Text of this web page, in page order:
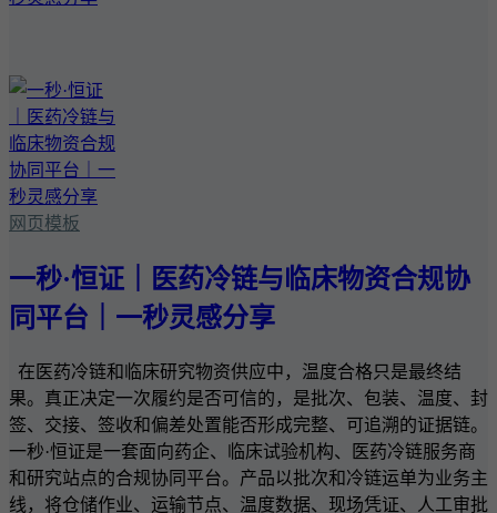
网页模板
一秒·恒证｜医药冷链与临床物资合规协
同平台｜一秒灵感分享
在医药冷链和临床研究物资供应中，温度合格只是最终结
果。真正决定一次履约是否可信的，是批次、包装、温度、封
签、交接、签收和偏差处置能否形成完整、可追溯的证据链。
一秒·恒证是一套面向药企、临床试验机构、医药冷链服务商
和研究站点的合规协同平台。产品以批次和冷链运单为业务主
线，将仓储作业、运输节点、温度数据、现场凭证、人工审批